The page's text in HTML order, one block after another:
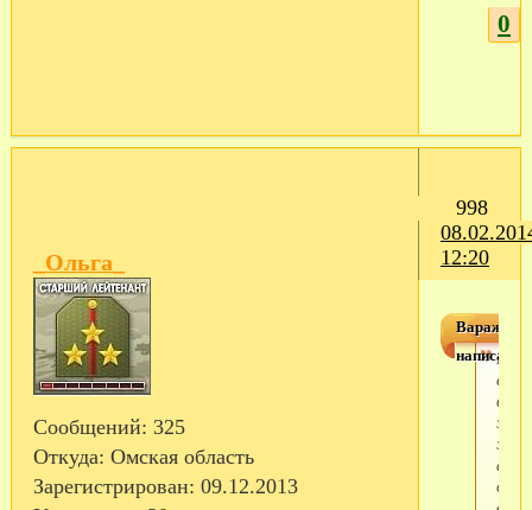
0
998
12:20
_Ольга_
Сообщений: 325
Откуда: Омская область
Зарегистрирован: 09.12.2013
Варажея
себе
вот
это
а
он